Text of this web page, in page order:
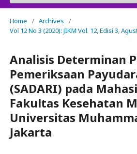
Home / Archives
/
Vol 12 No 3 (2020): JIKM Vol. 12, Edisi 3,
Analisis Determinan
Pemeriksaan
(SADARI) pada
Fakultas Kesehatan
Universitas
Jakarta